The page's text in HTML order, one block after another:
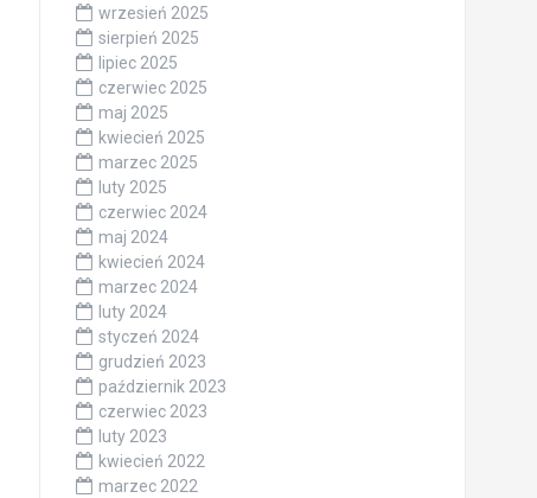
wrzesień 2025
sierpień 2025
lipiec 2025
czerwiec 2025
maj 2025
kwiecień 2025
marzec 2025
luty 2025
czerwiec 2024
maj 2024
kwiecień 2024
marzec 2024
luty 2024
styczeń 2024
grudzień 2023
październik 2023
czerwiec 2023
luty 2023
kwiecień 2022
marzec 2022